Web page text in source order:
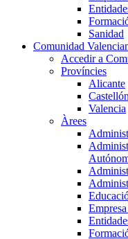
Sanidad
Comunidad
Accedir a
Províncies
Alicante
Castellón
Valencia
Àrees